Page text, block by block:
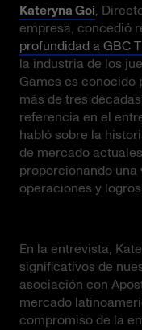
Kateryna Goi,
empresa, concedió
profundidad a GBC
la industria de los
Games es conocido
más de tres
referencia en el
habló sobre la
de mercado
proporcionando
operaciones y
En la entrevista,
significativos de
asociación con
mercado
compromiso de la